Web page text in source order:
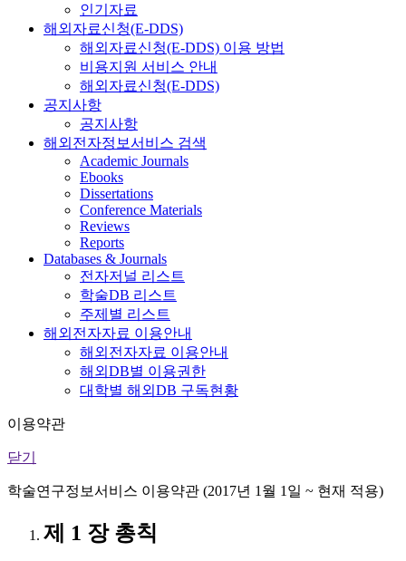
인기자료
해외자료신청(E-DDS)
해외자료신청(E-DDS) 이용 방법
비용지원 서비스 안내
해외자료신청(E-DDS)
공지사항
공지사항
해외전자정보서비스 검색
Academic Journals
Ebooks
Dissertations
Conference Materials
Reviews
Reports
Databases & Journals
전자저널 리스트
학술DB 리스트
주제별 리스트
해외전자자료 이용안내
해외전자자료 이용안내
해외DB별 이용권한
대학별 해외DB 구독현황
이용약관
닫기
학술연구정보서비스 이용약관 (2017년 1월 1일 ~ 현재 적용)
제 1 장 총칙